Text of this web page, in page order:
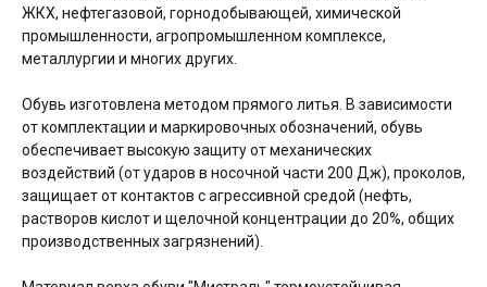
ЖКХ, нефтегазовой, горнодобывающей, химической
промышленности, агропромышленном комплексе,
металлургии и многих других.
Обувь изготовлена методом прямого литья. В зависимости
от комплектации и маркировочных обозначений, обувь
обеспечивает высокую защиту от механических
воздействий (от ударов в носочной части 200 Дж), проколов,
защищает от контактов с агрессивной средой (нефть,
растворов кислот и щелочной концентрации до 20%, общих
производственных загрязнений).